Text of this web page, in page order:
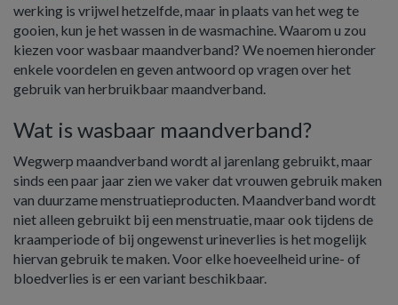
werking is vrijwel hetzelfde, maar in plaats van het weg te
gooien, kun je het wassen in de wasmachine. Waarom u zou
kiezen voor wasbaar maandverband? We noemen hieronder
enkele voordelen en geven antwoord op vragen over het
gebruik van herbruikbaar maandverband.
Wat is wasbaar maandverband?
Wegwerp maandverband wordt al jarenlang gebruikt, maar
sinds een paar jaar zien we vaker dat vrouwen gebruik maken
van duurzame menstruatieproducten. Maandverband wordt
niet alleen gebruikt bij een menstruatie, maar ook tijdens de
kraamperiode of bij ongewenst urineverlies is het mogelijk
hiervan gebruik te maken. Voor elke hoeveelheid urine- of
bloedverlies is er een variant beschikbaar.